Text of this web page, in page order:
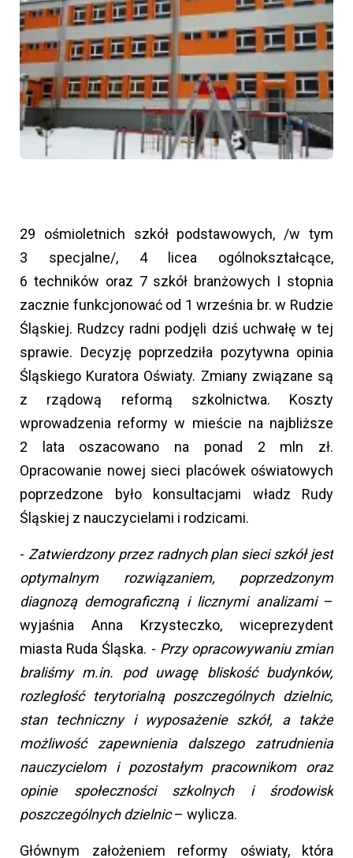
29 ośmioletnich szkół podstawowych, /w tym
3 specjalne/, 4 licea ogólnokształcące,
6 techników oraz 7 szkół branżowych I stopnia
zacznie funkcjonować od 1 września br. w Rudzie
Śląskiej. Rudzcy radni podjęli dziś uchwałę w tej
sprawie. Decyzję poprzedziła pozytywna opinia
Śląskiego Kuratora Oświaty. Zmiany związane są
z rządową reformą szkolnictwa. Koszty
wprowadzenia reformy w mieście na najbliższe
2 lata oszacowano na ponad 2 mln zł.
Opracowanie nowej sieci placówek oświatowych
poprzedzone było konsultacjami władz Rudy
Śląskiej z nauczycielami i rodzicami.
- Zatwierdzony przez radnych plan sieci szkół jest
optymalnym rozwiązaniem, poprzedzonym
diagnozą demograficzną i licznymi analizami–
wyjaśnia Anna Krzysteczko, wiceprezydent
miasta Ruda Śląska. - Przy opracowywaniu zmian
braliśmy m.in. pod uwagę bliskość budynków,
rozległość terytorialną poszczególnych dzielnic,
stan techniczny i wyposażenie szkół, a także
możliwość zapewnienia dalszego zatrudnienia
nauczycielom i pozostałym pracownikom oraz
opinie społeczności szkolnych i środowisk
poszczególnych dzielnic– wylicza.
Głównym założeniem reformy oświaty, która